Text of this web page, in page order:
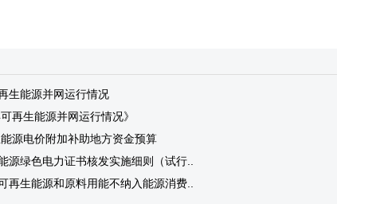
生能源并网运行情况
再生能源并网运行情况》
源电价附加补助地方资金预算
源绿色电力证书核发实施细则（试行..
再生能源和原料用能不纳入能源消费..